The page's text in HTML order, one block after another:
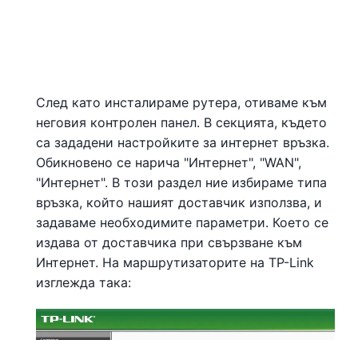
След като инсталираме рутера, отиваме към
неговия контролен панел. В секцията, където
са зададени настройките за интернет връзка.
Обикновено се нарича "Интернет", "WAN",
"Интернет". В този раздел ние избираме типа
връзка, който нашият доставчик използва, и
задаваме необходимите параметри. Което се
издава от доставчика при свързване към
Интернет. На маршрутизаторите на TP-Link
изглежда така: